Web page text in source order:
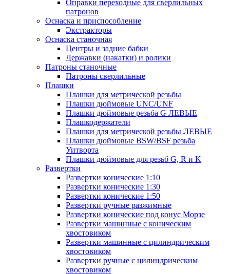
Оправки переходные для сверлильных
патронов
Оснаска и приспособление
Экстракторы
Оснаска станочная
Центры и задние бабки
Державки (накатки) и ролики
Патроны станочные
Патроны сверлильные
Плашки
Плашки для метрической резьбы
Плашки дюймовые UNC/UNF
Плашки дюймовые резьба G ЛЕВЫЕ
Плашкодержатели
Плашки для метрической резьбы ЛЕВЫЕ
Плашки дюймовые BSW/BSF резьба
Уитворта
Плашки дюймовые для резьб G, R и K
Развертки
Развертки конические 1:10
Развертки конические 1:30
Развертки конические 1:50
Развертки ручные разжимные
Развертки конические под конус Морзе
Развертки машинные с коническим
хвостовиком
Развертки машинные с цилиндрическим
хвостовиком
Развертки ручные с цилиндрическим
хвостовиком